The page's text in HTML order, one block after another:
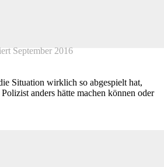
September 2016
Situation wirklich so abgespielt hat,
anders hätte machen können oder